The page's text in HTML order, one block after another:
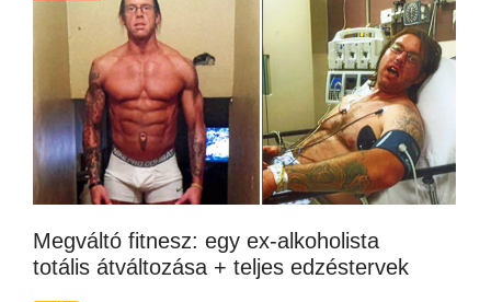
Megváltó fitnesz: egy ex-alkoholista
totális átváltozása + teljes edzéstervek